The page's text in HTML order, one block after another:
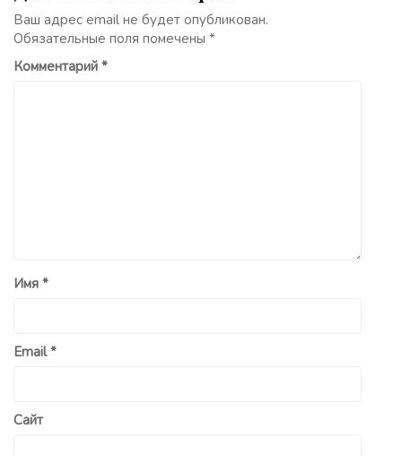
Ваш адрес email не будет опубликован.
Обязательные поля помечены *
Комментарий *
Имя *
Email*
Сайт